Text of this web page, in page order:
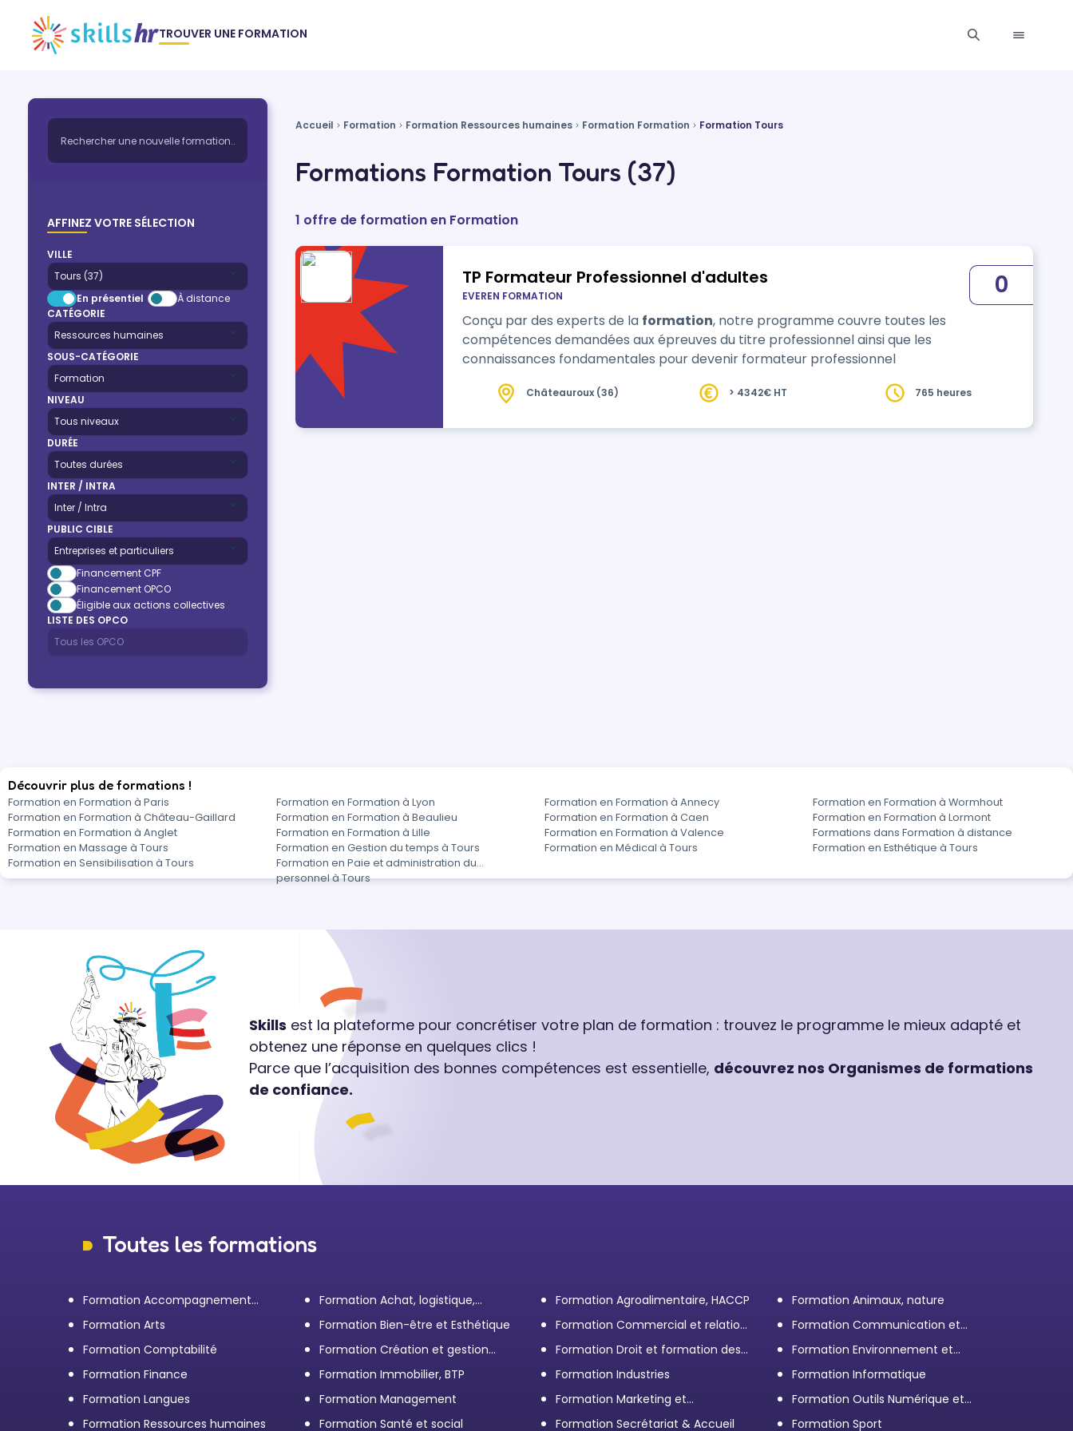
TROUVER UNE FORMATION
AFFINEZ VOTRE SÉLECTION
VILLE
En présentiel
À distance
CATÉGORIE
SOUS-CATÉGORIE
NIVEAU
DURÉE
INTER / INTRA
PUBLIC CIBLE
Financement CPF
Financement OPCO
Éligible aux actions collectives
LISTE DES OPCO
Accueil Formation Formation Ressources humaines Formation Formation Formation Tours
Formations Formation Tours (37)
1 offre de formation en Formation
TP Formateur Professionnel d'adultes
EVEREN FORMATION
Conçu par des experts de la formation, notre programme couvre toutes les
compétences demandées aux épreuves du titre professionnel ainsi que les
connaissances fondamentales pour devenir formateur professionnel
0
Châteauroux (36) > 4342€ HT 765 heures
Découvrir plus de formations !
Formation en Formation à Paris Formation en Formation à Lyon Formation en Formation à Annecy
Formation en Formation à Wormhout
Formation en Formation à Château-Gaillard
Formation en Formation à Beaulieu Formation en Formation à Caen
Formation en Formation à Lormont
Formation en Formation à Anglet
Formation en Formation à Lille Formation en Formation à Valence
Formations dans Formation à distance
Formation en Massage à Tours
Formation en Gestion du temps à Tours Formation en Médical à Tours
Formation en Esthétique à Tours
Formation en Sensibilisation à Tours
Formation en Paie et administration du
personnel à Tours
Skills est la plateforme pour concrétiser votre plan de formation : trouvez le programme le mieux adapté et
obtenez une réponse en quelques clics !
Parce que l’acquisition des bonnes compétences est essentielle, découvrez nos Organismes de formations
de confiance.
Toutes les formations
Formation Accompagnement
personnel et Bilan de
compétences
Formation Achat, logistique,
transport
Formation Agroalimentaire, HACCP
Formation Animaux, nature
Formation Arts
Formation Bien-être et Esthétique
Formation Commercial et relation
client
Formation Communication et
efficacité personnelle et
professionnelle
Formation Comptabilité
Formation Création et gestion
d'entreprise
Formation Droit et formation des
Élus
Formation Environnement et
démarche RSE
Formation Finance Formation Immobilier, BTP Formation Industries
Formation Informatique
Formation Langues
Formation Management
Formation Marketing et
Communication d'entreprise
Formation Outils Numérique et
Bureautique
Formation Ressources humaines Formation Santé et social Formation Secrétariat & Accueil Formation Sport